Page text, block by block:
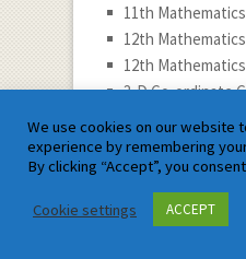
11th
12th Mathematics
12th
3-D Co-ordinate
9th Mathematics
9th
Abstract Algebra
Advanced DE(1)
Advanced
We use cookies on our website
experience by remembering
By clicking “Accept”, you
Cookie settings ACCEPT